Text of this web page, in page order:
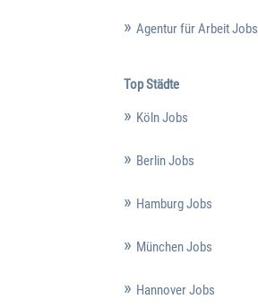
Agentur für Arbeit Jobs
Top Städte
Köln Jobs
Berlin Jobs
Hamburg Jobs
München Jobs
Hannover Jobs